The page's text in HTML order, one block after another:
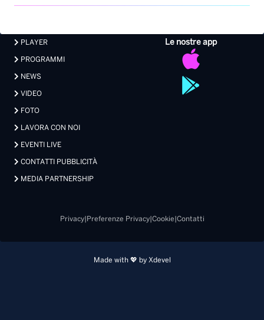
Le nostre app
PLAYER
PROGRAMMI
NEWS
VIDEO
FOTO
LAVORA CON NOI
EVENTI LIVE
CONTATTI PUBBLICITÀ
MEDIA PARTNERSHIP
Privacy| Preferenze Privacy| Cookie Contatti
Made with 💖 by Xdevel